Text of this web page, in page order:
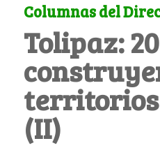
Columnas del
Tolipaz:
territorios
(II)